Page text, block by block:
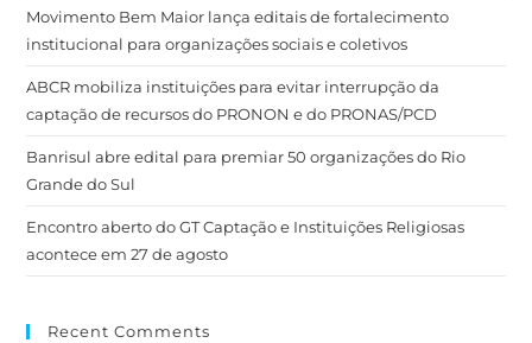
Movimento Bem Maior lança editais de fortalecimento
institucional para organizações sociais e coletivos
ABCR mobiliza instituições para evitar interrupção da
captação de recursos do PRONON e do PRONAS/PCD
Banrisul abre edital para premiar 50 organizações do Rio
Grande do Sul
Encontro aberto do GT Captação e Instituições Religiosas
acontece em 27 de agosto
Recent Comments